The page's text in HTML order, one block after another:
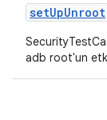
setUpUnroot
adb root'un